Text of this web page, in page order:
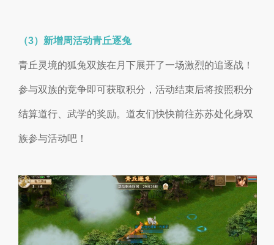
（3）新增周活动青丘逐兔
青丘灵境的狐兔双族在月下展开了一场激烈的追逐战！
参与双族的竞争即可获取积分，活动结束后将按照积分
结算道行、武学的奖励。道友们快快前往苏苏处化身双
族参与活动吧！